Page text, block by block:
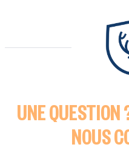
UNE
NOUS